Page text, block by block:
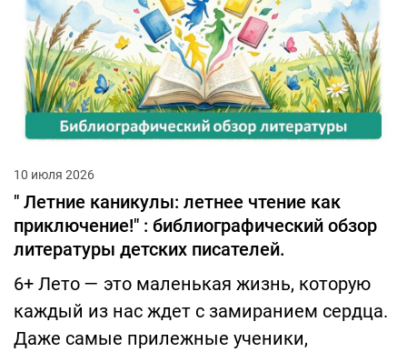
10 июля 2026
" Летние каникулы: летнее чтение как
приключение!" : библиографический обзор
литературы детских писателей.
6+ Лето — это маленькая жизнь, которую
каждый из нас ждет с замиранием сердца.
Даже самые прилежные ученики,